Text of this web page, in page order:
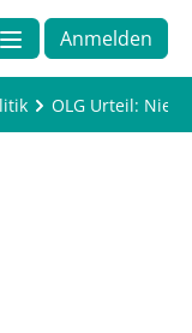
Anmelden
OLG Urteil: